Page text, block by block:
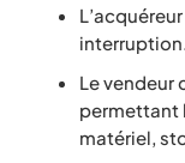
interruption.
Le vendeur
permettant
matériel,